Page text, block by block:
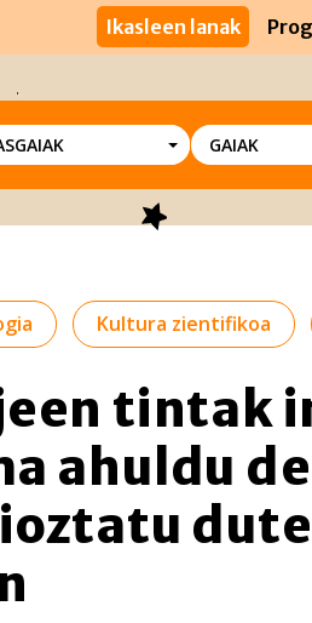
Ikasleen lanak
GAIAK
Kultura zientifikoa
tintak
ahuldu